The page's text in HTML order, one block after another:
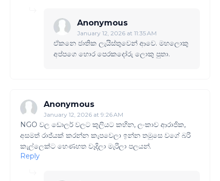
Anonymous
January 12, 2026 at 11:35 AM
ඒකනෙ ජාතික ලැයිස්තුවෙන් ආවෙ. මහලොකු
අප්පගෙ හොර පෙරකදෝරු ලොකු පුතා.
Anonymous
January 12, 2026 at 9:26 AM
NGO වල ඩොලර් වලට කුලියට කහින, ලංකාව ආරාජික,
අසමත් රාජ්යක් කරන්න කැපවෙලා ඉන්න තමුසෙ වගේ බරි
කැල්ලෙක්ට හෙණහත වෑදිලා මැරිලා පලයන්.
Reply